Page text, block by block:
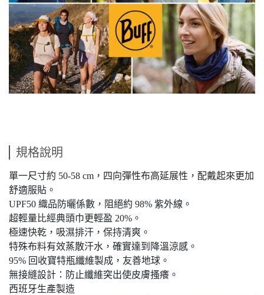
規格說明
單一尺寸約 50-58 cm，四向彈性布高延展性，配戴起來更加
舒適服貼。
UPF50 織品防曬係數，阻絕約 98% 紫外線。
超輕量比經典頭巾更輕盈 20%。
極速快乾，吸濕排汗，保持清爽。
特殊布料有效蒸散汗水，確實達到降溫涼感。
95% 回收寶特瓶纖維製成，友善地球。
無接縫設計：防止纖維突出使皮膚搔癢。
西班牙生產製造